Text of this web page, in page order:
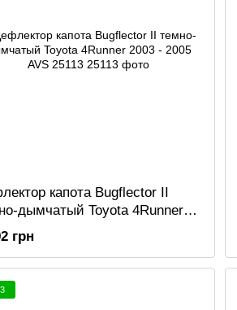
капота Bugflector II
дымчатый Toyota 4Runner
- 2005 AVS 25113
грн
3